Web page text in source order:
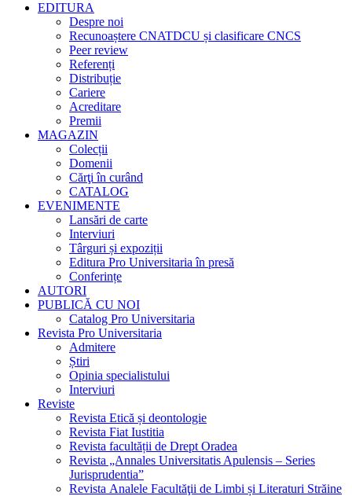
EDITURA
Despre noi
Recunoaștere CNATDCU și clasificare CNCS
Peer review
Referenți
Distribuție
Cariere
Acreditare
Premii
MAGAZIN
Colecții
Domenii
Cărţi în curând
CATALOG
EVENIMENTE
Lansări de carte
Interviuri
Târguri și expoziții
Editura Pro Universitaria în presă
Conferințe
AUTORI
PUBLICĂ CU NOI
Catalog Pro Universitaria
Revista Pro Universitaria
Admitere
Știri
Opinia specialistului
Interviuri
Reviste
Revista Etică și deontologie
Revista Fiat Iustitia
Revista facultății de Drept Oradea
Revista „Annales Universitatis Apulensis – Series
Jurisprudentia”
Revista Analele Facultăţii de Limbi și Literaturi Străine